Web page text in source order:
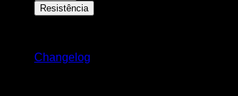
Resistência
Changelog